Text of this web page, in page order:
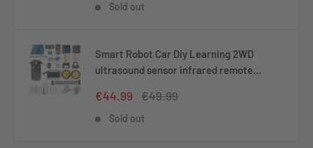
Sold out
Smart Robot Car Diy Learning 2WD
ultrasound sensor infrared remote
Sale
€44.99
Regular
€49.99
Sold out